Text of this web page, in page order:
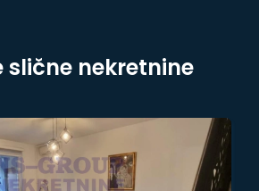
slične nekretnine